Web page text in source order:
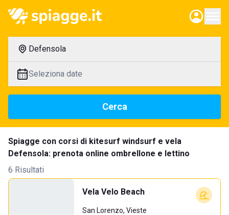
Defensola
Seleziona date
Cerca
Spiagge con corsi di kitesurf windsurf e vela
Defensola: prenota online ombrellone e lettino
6 Risultati
Vela Velo Beach
San Lorenzo, Vieste